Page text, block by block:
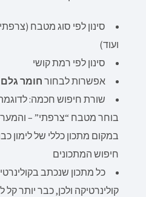
סינון לפי סוג מטבח
ועוד)
סינון לפי רמת קושי
אפשרות לבחור חומר
שורת חיפוש חכמה:
בוחר מטבח “צרפתי” –
במקום מתכון כללי של לימון
חיפוש המתכונים
כל מתכון שנכתב
קולינרטיקה ולכן, כבר יותר